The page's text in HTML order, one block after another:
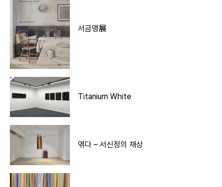
서금앵展
Titanium White
엮다 – 서신정의 채상